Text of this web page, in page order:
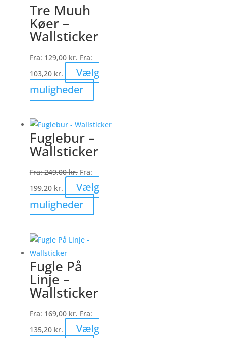
vælges
varesiden
Tre Muuh
Køer –
Wallsticker
Fra:129,00kr. Fra:
103,20 kr.
Vælg
muligheder
vare
flere
varianter.
Mulighederne
vælges
på
Fuglebur –
Wallsticker
Fra:249,00kr. Fra:
199,20 kr.
Vælg
muligheder
vare
vælges
varesiden
Fugle På
Linje –
Wallsticker
Fra:169,00kr. Fra:
135,20 kr.
Vælg